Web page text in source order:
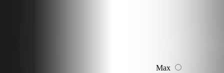
Max